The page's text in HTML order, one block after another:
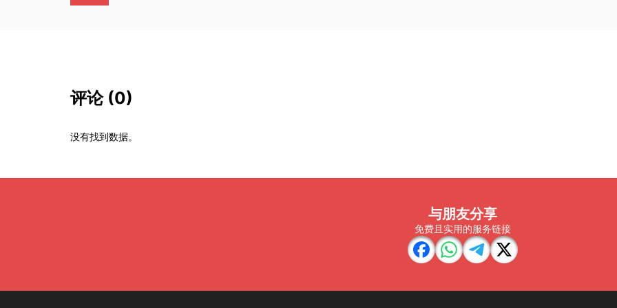
评论 (0)
没有找到数据。
与朋友分享
免费且实用的服务链接